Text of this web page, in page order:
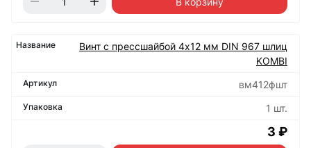
Винт с прессшайбой 4х12 мм DIN 967 шлиц
KOMBI
вм412фшт
1 шт.
3 ₽